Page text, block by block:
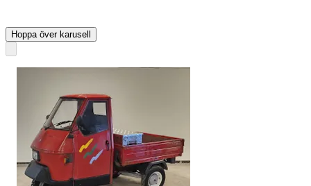
Hoppa över karusell